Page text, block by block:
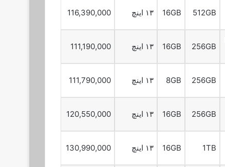
512GB
16GB ۱۳ اینچ 116,390,000
256GB
16GB ۱۳ اینچ 111,190,000
256GB
8GB ۱۳ اینچ 111,790,000
256GB
16GB ۱۳ اینچ 120,550,000
1TB
16GB ۱۳ اینچ 130,990,000